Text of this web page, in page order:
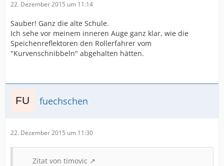
22. Dezember 2015 um 11:14
Sauber! Ganz die alte Schule.
Ich sehe vor meinem inneren Auge ganz klar, wie die
Speichenreflektoren den Rollerfahrer vom
"Kurvenschnibbeln" abgehalten hätten.
fuechschen
22. Dezember 2015 um 11:30
Zitat von timovic